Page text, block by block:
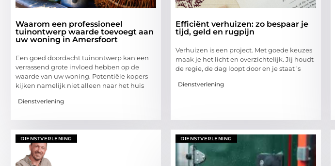
Waarom een professioneel
tuinontwerp waarde toevoegt aan
uw woning in Amersfoort
Een goed doordacht tuinontwerp kan een
verrassend grote invloed hebben op de
waarde van uw woning. Potentiële kopers
kijken namelijk niet alleen naar het huis
Dienstverlening
Efficiënt verhuizen: zo bespaar je
tijd, geld en rugpijn
Verhuizen is een project. Met goede keuzes
maak je het licht en overzichtelijk. Jij houdt
de regie, de dag loopt door en je staat ’s
Dienstverlening
DIENSTVERLENING DIENSTVERLENING